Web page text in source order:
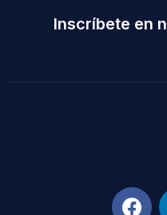
Inscríbete en